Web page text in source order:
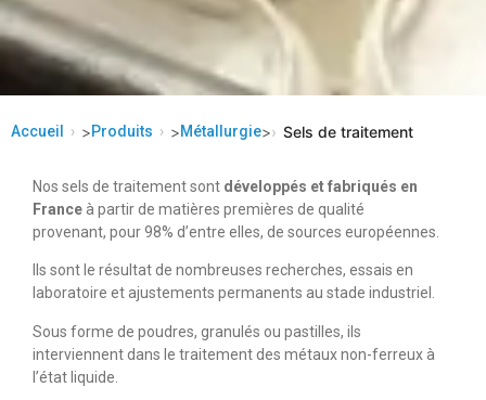
Accueil >Produits >Métallurgie> Sels de traitement
Nos sels de traitement sont développés et fabriqués en
France à partir de matières premières de qualité
provenant, pour 98% d’entre elles, de sources européennes.
Ils sont le résultat de nombreuses recherches, essais en
laboratoire et ajustements permanents au stade industriel.
Sous forme de poudres, granulés ou pastilles, ils
interviennent dans le traitement des métaux non-ferreux à
l’état liquide.